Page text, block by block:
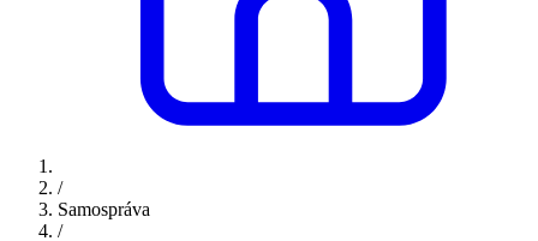
/
Samospráva
/